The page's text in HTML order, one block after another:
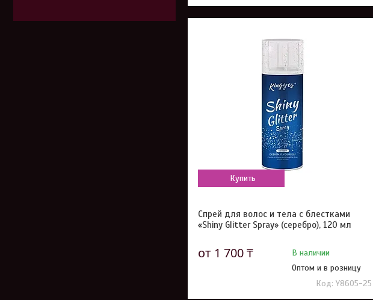
Купить
Спрей для волос и тела с блестками
«Shiny Glitter Spray» (серебро), 120 мл
от 1 700 ₸
В наличии
Оптом и в розницу
Y8605-25